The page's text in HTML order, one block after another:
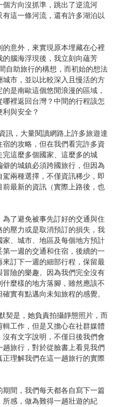
方向沒抓準，跳出了逆流河
這一條河流，還有許多湖泊以
意外，來實現原本埋藏在心裡
腦海浮現後，我立刻向蘊芳
自助旅行的構想，而初始的想法
市，並以比較深入且慢活的方
是南歐這個悠閒浪漫的區域，
裡返回台灣？中間的行程該怎
與安全？
訊，大量閱讀網路上許多旅遊達
的攻略，但在我們看完許多資
這麼多個國家、這麼多的城
的城鎮必須跨國旅行，但因為
兩種選擇，不僅資訊稀少，即
最新的資訊（實際上路後，也
了避免被事先訂好的交通與住
壓力或是取消預訂的損失，我
、城市、地區及每個地方預計
一週的交通和住宿，後續的一
訂下一週的細部行程，保留最
險的樂趣。因為我們完全沒有
麼樣的地方落腳，雖然應該不
實有點邁向未知旅程的感覺。
契是，她負責拍攝靜態照片，而
工作，但是又擔心在社群媒體
沒有文字說明，不僅日後我們會
旅行，對於從臉書上看見我們
理解我們在這一趟旅行的實際
間，我們每天都各自寫下一篇
感，做為難得一趟壯遊的紀